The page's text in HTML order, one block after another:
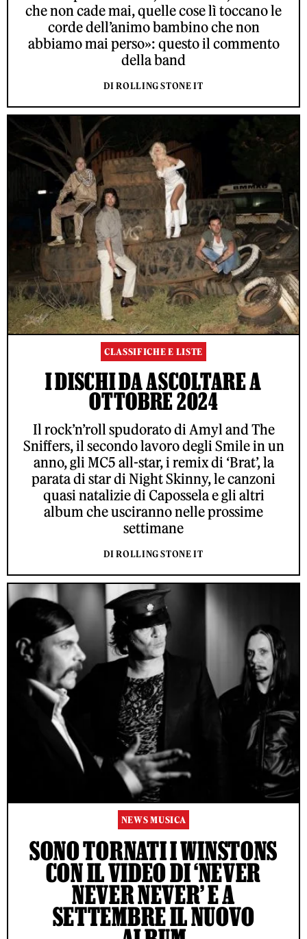
che non cade mai, quelle cose lì toccano le
corde dell’animo bambino che non
abbiamo mai perso»: questo il commento
della band
DI ROLLING STONE IT
CLASSIFICHE E LISTE
I DISCHI DA ASCOLTARE A
OTTOBRE 2024
Il rock’n’roll spudorato di Amyl and The
Sniffers, il secondo lavoro degli Smile in un
anno, gli MC5 all-star, i remix di ‘Brat’, la
parata di star di Night Skinny, le canzoni
quasi natalizie di Capossela e gli altri
album che usciranno nelle prossime
settimane
DI ROLLING STONE IT
NEWS MUSICA
SONO TORNATI I WINSTONS
CON IL VIDEO DI ‘NEVER
NEVER NEVER’ E A
SETTEMBRE IL NUOVO